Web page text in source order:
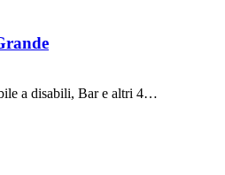
a disabili, Bare altri 4…